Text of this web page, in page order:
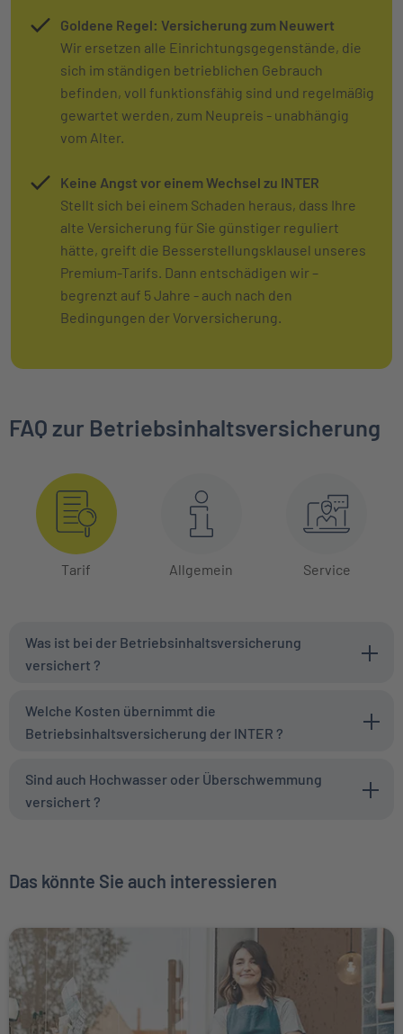
Goldene Regel: Versicherung zum Neuwert
Wir ersetzen alle Einrichtungsgegenstände, die
sich im ständigen betrieblichen Gebrauch
befinden, voll funktionsfähig sind und regelmäßig
gewartet werden, zum Neupreis - unabhängig
vom Alter.
Keine Angst vor einem Wechsel zu INTER
Stellt sich bei einem Schaden heraus, dass Ihre
alte Versicherung für Sie günstiger reguliert
hätte, greift die Besserstellungsklausel unseres
Premium-Tarifs. Dann entschädigen wir –
begrenzt auf 5 Jahre - auch nach den
Bedingungen der Vorversicherung.
FAQ zur Betriebsinhaltsversicherung
Tarif Allgemein Service
Was ist bei der Betriebsinhaltsversicherung
versichert ?
Welche Kosten übernimmt die
Betriebsinhaltsversicherung der INTER ?
Sind auch Hochwasser oder Überschwemmung
versichert ?
Das könnte Sie auch interessieren
Weiter zu Betriebshaftpflichtversicherung